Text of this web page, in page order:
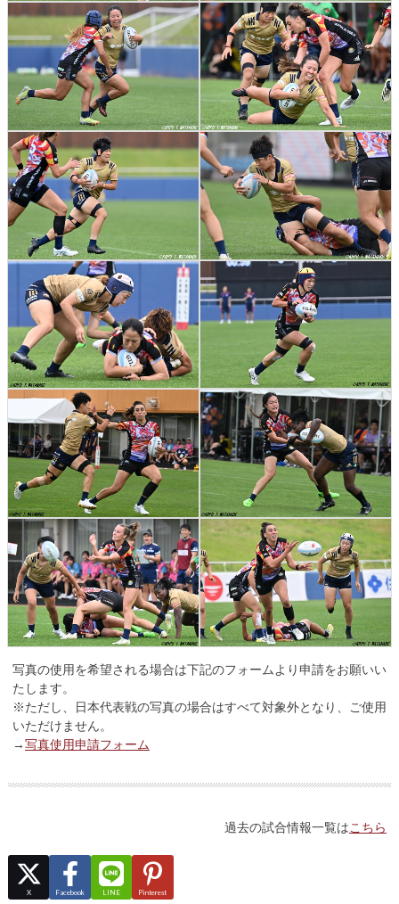
写真の使用を希望される場合は下記のフォームより申請をお願いい
たします。
※ただし、日本代表戦の写真の場合はすべて対象外となり、ご使用
いただけません。
→写真使用申請フォーム
過去の試合情報一覧はこちら
X Facebook LINE Pinterest